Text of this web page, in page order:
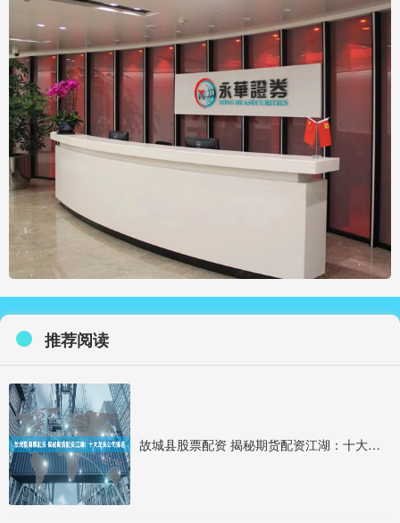
推荐阅读
故城县股票配资 揭秘期货配资江湖：十大龙头公司排名